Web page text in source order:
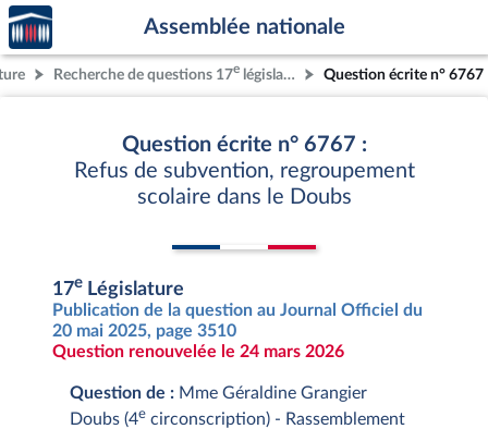
Aller au contenu
Aller en bas de la page
Accèder
à la
page
d'accueil
Assemblée nationale
Recherche de questions 17e législature Question écrite n° 6767
Question écrite n° 6767 :
Refus de subvention, regroupement
scolaire dans le Doubs
17e Législature
Publication de la question au Journal Officiel du
20 mai 2025, page 3510
Question renouvelée le 24 mars 2026
Question de : Mme Géraldine Grangier
Doubs (4e circonscription) - Rassemblement